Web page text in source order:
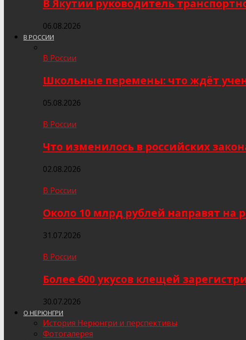
В Якутии руководитель
06.08.2026
В РОССИИ
В России
Школьные перемены: что ждёт
05.08.2026
В России
Что изменилось в российских
02.08.2026
В России
Около 10 млрд рублей направят на
31.07.2026
В России
Более 600 укусов клещей
30.07.2026
О НЕРЮНГРИ
История Нерюнгри и перспективы
Фотогалерея